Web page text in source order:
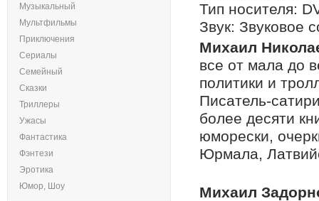
Тип носителя:
Звук: Звуковое
Михаил
все от мала до
политики и
Писатель-
более десяти
юморески,
Юрмала,
Михаил
Музыкальный
Мультфильмы
Приключения
Сериалы
Семейный
Сказки
Триллеры
Ужасы
Фантастика
Фэнтези
Эротика
Юмор, Шоу